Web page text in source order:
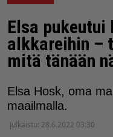
Elsa
alkkareihin –
mitä tänään
Elsa Hosk, oma
maailmalla.
Julkaistu: 28.6.2022 03:30